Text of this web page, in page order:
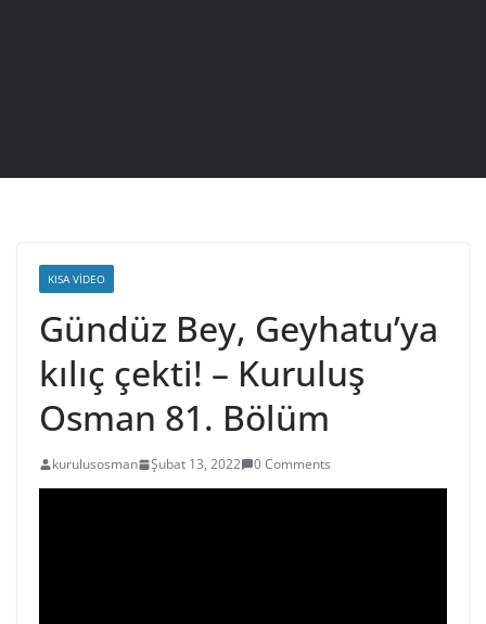
KISA VIDEO
Gündüz Bey, Geyhatu’ya
kılıç çekti! – Kuruluş
Osman 81. Bölüm
kurulusosman Şubat 13, 2022 0 Comments